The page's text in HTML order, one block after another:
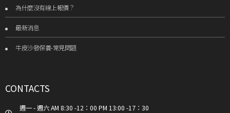
為什麼沒有線上報價？
最新消息
牛皮沙發保養-常見問題
CONTACTS
週一 - 週六 AM 8:30 -12：00 PM 13:00 -17：30